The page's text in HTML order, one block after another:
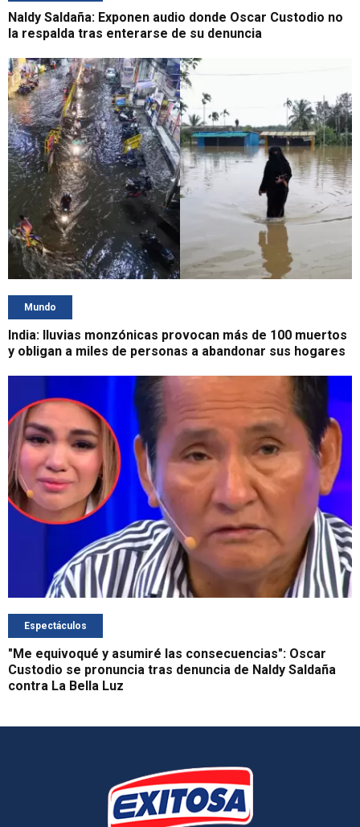
Naldy Saldaña: Exponen audio donde Oscar Custodio no
la respalda tras enterarse de su denuncia
Mundo
India: lluvias monzónicas provocan más de 100 muertos
y obligan a miles de personas a abandonar sus hogares
Espectáculos
"Me equivoqué y asumiré las consecuencias": Oscar
Custodio se pronuncia tras denuncia de Naldy Saldaña
contra La Bella Luz